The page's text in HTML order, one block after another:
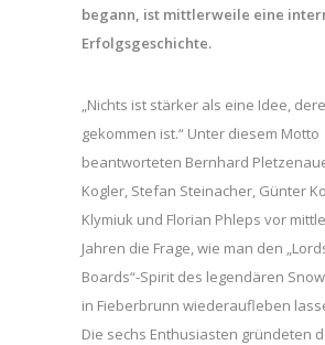
begann, ist mittlerweile eine
Erfolgsgeschichte.
„Nichts ist stärker als eine Idee,
gekommen ist.“ Unter diesem Motto
beantworteten Bernhard
Kogler, Stefan Steinacher, Günter
Klymiuk und Florian Phleps vor
Jahren die Frage, wie man den
Boards“-Spirit des legendären
in Fieberbrunn wiederaufleben
Die sechs Enthusiasten gründeten